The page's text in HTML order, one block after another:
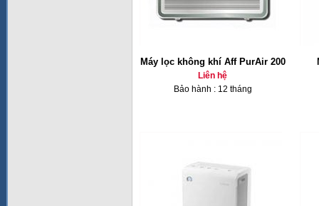
Máy lọc không khí Aff PurAir 200
Liên hệ
Bảo hành : 12 tháng